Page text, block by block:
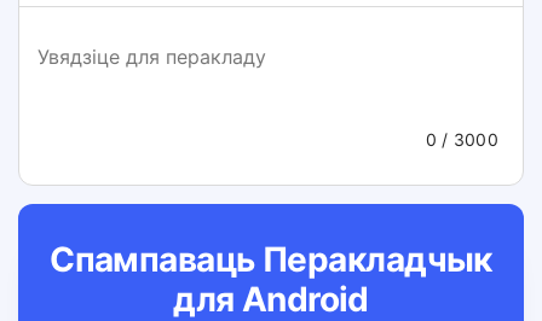
0 / 3000
Спампаваць Перакладчык
для Android